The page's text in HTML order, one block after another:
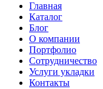
Главная
Каталог
Блог
О компании
Портфолио
Сотрудничество
Услуги укладки
Контакты